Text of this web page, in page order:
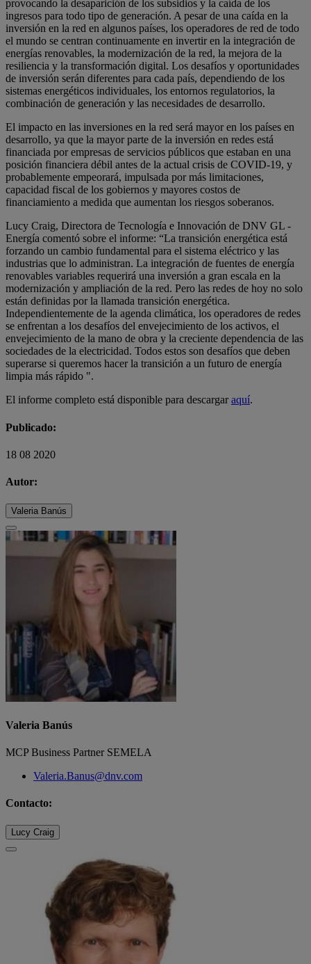
provocando la desaparición de los subsidios y la caída de los
ingresos para todo tipo de generación. A pesar de una caída en la
inversión en la red en algunos países, los operadores de red de todo
el mundo se centran continuamente en invertir en la integración de
energías renovables, la modernización de la red, la mejora de la
resiliencia y la transformación digital. Los desafíos y oportunidades
de inversión serán diferentes para cada país, dependiendo de los
sistemas energéticos individuales, los entornos regulatorios, la
combinación de generación y las necesidades de desarrollo.
El impacto en las inversiones en la red será mayor en los países en
desarrollo, ya que la mayor parte de la inversión en redes está
financiada por empresas de servicios públicos que estaban en una
posición financiera débil antes de la actual crisis de COVID-19, y
probablemente empeorará, impulsada por más limitaciones,
capacidad fiscal de los gobiernos y mayores costos de
financiamiento a medida que aumentan los riesgos soberanos.
Lucy Craig, Directora de Tecnología e Innovación de DNV GL -
Energía comentó sobre el informe: “La transición energética está
forzando un cambio fundamental para el sistema eléctrico y las
industrias que lo administran. La integración de fuentes de energía
renovables variables requerirá una inversión a gran escala en la
modernización y ampliación de la red. Pero las redes de hoy no solo
están definidas por la llamada transición energética.
Independientemente de la agenda climática, los operadores de redes
se enfrentan a los desafíos del envejecimiento de los activos, el
envejecimiento de la mano de obra y la creciente dependencia de las
sociedades de la electricidad. Todos estos son desafíos que deben
superarse si queremos hacer la transición a un futuro de energía
limpia más rápido ".
El informe completo está disponible para descargaraquí.
Publicado:
18 08 2020
Autor:
Valeria Banús
Valeria Banús
MCP Business Partner SEMELA
Valeria.Banus@dnv.com
Contacto:
Lucy Craig